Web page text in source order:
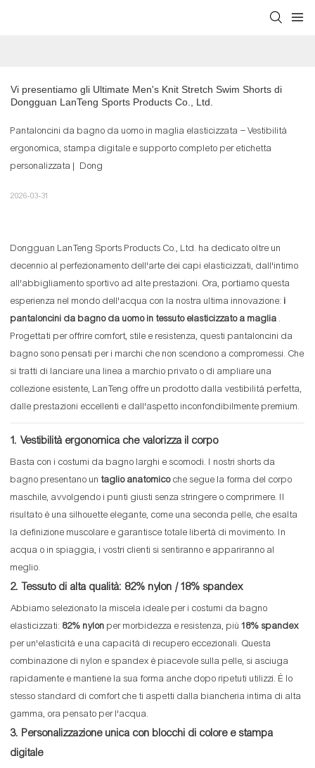
Vi presentiamo gli Ultimate Men's Knit Stretch Swim Shorts di
Dongguan LanTeng Sports Products Co., Ltd.
Pantaloncini da bagno da uomo in maglia elasticizzata – Vestibilità
ergonomica, stampa digitale e supporto completo per etichetta
personalizzata | Dong
2026-03-31
Dongguan LanTeng Sports Products Co., Ltd. ha dedicato oltre un
decennio al perfezionamento dell'arte dei capi elasticizzati, dall'intimo
all'abbigliamento sportivo ad alte prestazioni. Ora, portiamo questa
esperienza nel mondo dell'acqua con la nostra ultima innovazione: i
pantaloncini da bagno da uomo in tessuto elasticizzato a maglia .
Progettati per offrire comfort, stile e resistenza, questi pantaloncini da
bagno sono pensati per i marchi che non scendono a compromessi. Che
si tratti di lanciare una linea a marchio privato o di ampliare una
collezione esistente, LanTeng offre un prodotto dalla vestibilità perfetta,
dalle prestazioni eccellenti e dall'aspetto inconfondibilmente premium.
1. Vestibilità ergonomica che valorizza il corpo
Basta con i costumi da bagno larghi e scomodi. I nostri shorts da
bagno presentano un taglio anatomicoche segue la forma del corpo
maschile, avvolgendo i punti giusti senza stringere o comprimere. Il
risultato è una silhouette elegante, come una seconda pelle, che esalta
la definizione muscolare e garantisce totale libertà di movimento. In
acqua o in spiaggia, i vostri clienti si sentiranno e appariranno al
meglio.
2. Tessuto di alta qualità: 82% nylon / 18% spandex
Abbiamo selezionato la miscela ideale per i costumi da bagno
elasticizzati: 82% nylon per morbidezza e resistenza, più18% spandex
per un'elasticità e una capacità di recupero eccezionali. Questa
combinazione di nylon e spandex è piacevole sulla pelle, si asciuga
rapidamente e mantiene la sua forma anche dopo ripetuti utilizzi. È lo
stesso standard di comfort che ti aspetti dalla biancheria intima di alta
gamma, ora pensato per l'acqua.
3. Personalizzazione unica con blocchi di colore e stampa
digitale